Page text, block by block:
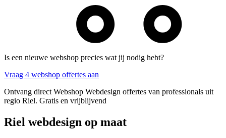
Is een nieuwe webshop precies wat jij nodig hebt?
Vraag 4 webshop offertes aan
Ontvang direct Webshop Webdesign offertes van professionals uit
regio Riel. Gratis en vrijblijvend
Riel webdesign op maat